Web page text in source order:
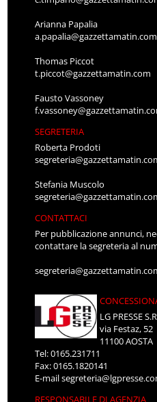
Arianna Papalia
a.papalia@gazzettamatin.com
Thomas Piccot
t.piccot@gazzettamatin.com
Fausto Vassoney
SEGRETERIA
Roberta Prodoti
segreteria@gazzettamatin.com
Stefania Muscolo
segreteria@gazzettamatin.com
CONTATTACI
Per pubblicazione annunci,
contattare la segreteria al
segreteria@gazzettamatin.com
LG PRESSE
via Festaz, 52
11100 AOSTA
Tel: 0165.231711
Fax: 0165.1820141
E-mailsegreteria@lgpresse.com
RESPONSABILE DI AGENZIA